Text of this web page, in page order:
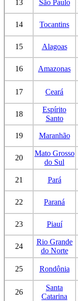
13 São Paulo
14 Tocantins
15 Alagoas
16 Amazonas
17 Ceará
18
Espírito
Santo
19 Maranhão
20
Mato Grosso
do Sul
21 Pará
22 Paraná
23 Piauí
24
Rio Grande
do Norte
25 Rondônia
26
Santa
Catarina